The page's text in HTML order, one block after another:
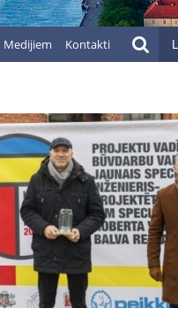
Medijiem Kontakti